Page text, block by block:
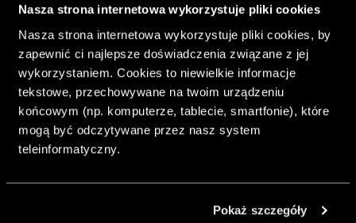
Nasza strona internetowa wykorzystuje pliki cookies
Nasza strona internetowa wykorzystuje pliki cookies, by
zapewnić ci najlepsze doświadczenia związane z jej
wykorzystaniem. Cookies to niewielkie informacje
tekstowe, przechowywane na twoim urządzeniu
końcowym (np. komputerze, tablecie, smartfonie), które
mogą być odczytywane przez nasz system
teleinformatyczny.
Pokaż szczegóły
& Living 40.
„Dom bardziej
Twój. Odważ się
urządzić go